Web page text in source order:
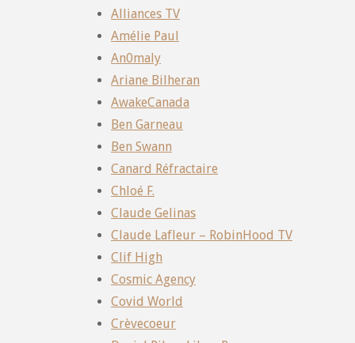
Alliances TV
Amélie Paul
An0maly
Ariane Bilheran
AwakeCanada
Ben Garneau
Ben Swann
Canard Réfractaire
Chloé F.
Claude Gelinas
Claude Lafleur – RobinHood TV
Clif High
Cosmic Agency
Covid World
Crèvecoeur